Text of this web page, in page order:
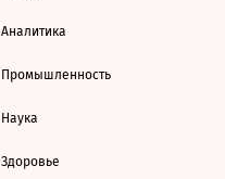
Аналитика
Промышленность
Наука
Здоровье